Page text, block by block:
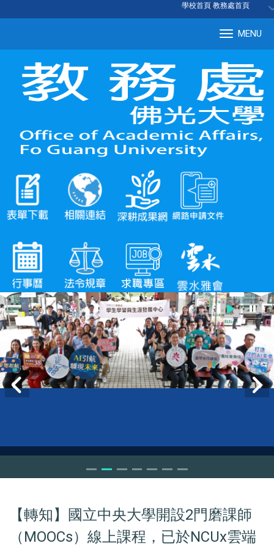
學校首頁 教務處首頁
MENU
【轉知】國立中央大學開設2門磨課師
（MOOCs）線上課程，已於NCUx雲端